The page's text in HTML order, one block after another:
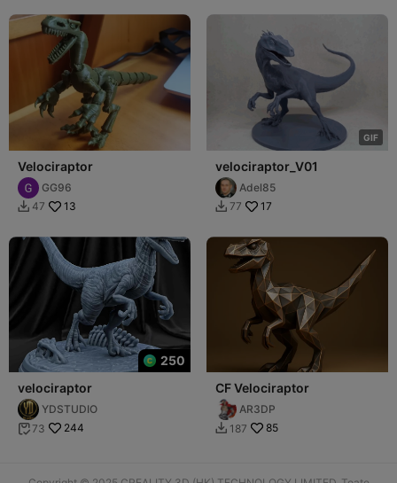
Velociraptor
GG96
 47 13
GIF
velociraptor_V01
Adel85
 77 17
250
velociraptor
YDSTUDIO
 73 244
CF Velociraptor
AR3DP
 187 85